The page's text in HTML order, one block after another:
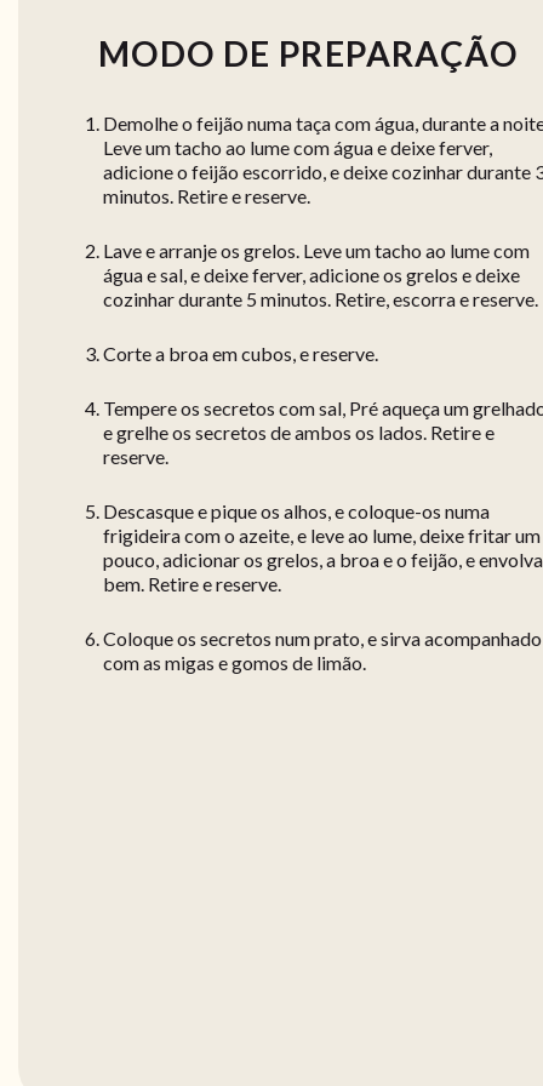
MODO DE PREPARAÇÃO
Demolhe o feijão numa taça com água, durante a
Leve um tacho ao lume com água e deixe ferver,
adicione o feijão escorrido, e deixe cozinhar durante
minutos. Retire e reserve.
Lave e arranje os grelos. Leve um tacho ao lume com
água e sal, e deixe ferver, adicione os grelos e deixe
cozinhar durante 5 minutos. Retire, escorra e reserve.
Corte a broa em cubos, e reserve.
Tempere os secretos com sal, Pré aqueça um
e grelhe os secretos de ambos os lados. Retire e
reserve.
Descasque e pique os alhos, e coloque-os numa
frigideira com o azeite, e leve ao lume, deixe fritar um
pouco, adicionar os grelos, a broa e o feijão, e envolva
bem. Retire e reserve.
Coloque os secretos num prato, e sirva acompanhado
com as migas e gomos de limão.